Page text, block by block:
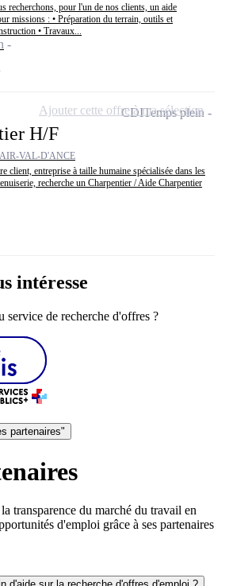
pour l'un de nos clients, un aide
missions : • Préparation du terrain, outils et
• Travaux...
H/F
VAL-D'ANCE
entreprise à taille humaine spécialisée dans les
recherche un Charpentier / Aide Charpentier
CDITemps plein
Ajouter cette offre à ma sélection
intéresse
service de recherche d'offres ?
partenaires"
transparence du marché du travail en
d'emploi grâce à ses partenaires